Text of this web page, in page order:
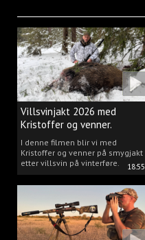
18:55
Villsvinjakt 2026 med
Kristoffer og venner.
I denne filmen blir vi med
Kristoffer og venner på smygjakt
etter villsvin på vinterføre.